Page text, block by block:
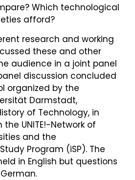
Which technological
afford?
research and working
these and other
audience in a joint panel
discussion concluded
organized by the
Darmstadt,
of Technology, in
UNITE!-Network of
and the
Program (iSP). The
in English but questions